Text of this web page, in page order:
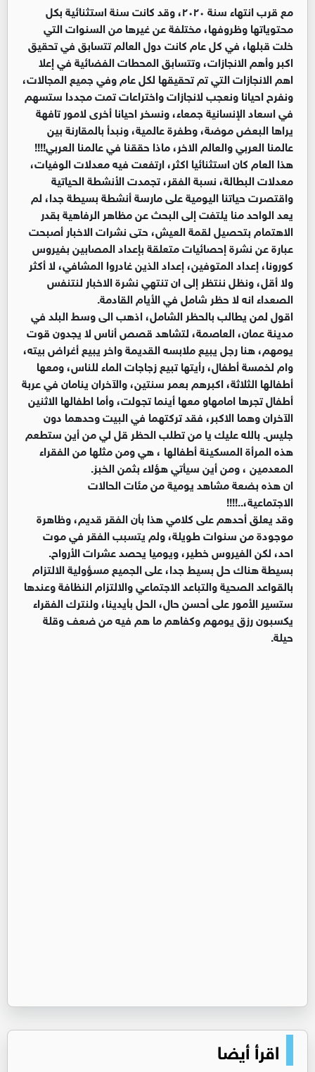
مع قرب انتهاء سنة ٢٠٢٠، وقد كانت سنة استثنائية بكل
محتوياتها وظروفها، مختلفة عن غيرها من السنوات التي
خلت قبلها، في كل عام كانت دول العالم تتسابق في تحقيق
اكبر وأهم الانجازات، وتتسابق المحطات الفضائية في إعلا
اهم الانجازات التي تم تحقيقها لكل عام وفي جميع المجالات،
ونفرح احيانا ونعجب لانجازات واختراعات تمت مجددا ستسهم
في اسعاد الإنسانية جمعاء، ونسخر احيانا أخرى لامور تافهة
يراها البعض موضة، وطفرة عالمية، ونبدأ بالمقارنة بين
عالمنا العربي والعالم الاخر، ماذا حققنا في عالمنا العربي!!!!
هذا العام كان استثنائيا اكثر، ارتفعت فيه معدلات الوفيات،
معدلات البطالة، نسبة الفقر، تجمدت الأنشطة الحياتية
واقتصرت حياتنا اليومية على مارسة أنشطة بسيطة جدا، لم
يعد الواحد منا يلتفت إلى البحث عن مظاهر الرفاهية بقدر
الاهتمام بتحصيل لقمة العيش، حتى نشرات الاخبار أصبحت
عبارة عن نشرة إحصائيات متعلقة بإعداد المصابين بفيروس
كورونا، إعداد المتوفين، إعداد الذين غادروا المشافي، لا أكثر
ولا أقل، ونظل ننتظر إلى ان تنتهي نشرة الاخبار لنتنفس
الصعداء انه لا حظر شامل في الأيام القادمة.
اقول لمن يطالب بالحظر الشامل، اذهب الى وسط البلد في
مدينة عمان، العاصمة، لتشاهد قصص أناس لا يجدون قوت
يومهم، هنا رجل يبيع ملابسه القديمة واخر يبيع أغراض بيته،
وام لخمسة أطفال، رأيتها تبيع زجاجات الماء للناس، ومعها
أطفالها الثلاثة، اكبرهم بعمر سنتين، والآخران ينامان في عربة
أطفال تجرها امامهاو معها أينما تجولت، وأما اطفالها الاثنين
الآخران وهما الاكبر، فقد تركتهما في البيت وحدهما دون
جليس. بالله عليك يا من تطلب الحظر قل لي من أين ستطعم
هذه المرأة المسكينة أطفالها ، هي ومن مثلها من الفقراء
المعدمين ، ومن أين سيأتي هؤلاء بثمن الخبز.
ان هذه بضعة مشاهد يومية من مئات الحالات
الاجتماعية،..!!!!
وقد يعلق أحدهم على كلامي هذا بأن الفقر قديم، وظاهرة
موجودة من سنوات طويلة، ولم يتسبب الفقر في موت
احد، لكن الفيروس خطير، ويوميا يحصد عشرات الأرواح.
بسيطة هناك حل بسيط جدا، على الجميع مسؤولية الالتزام
بالقواعد الصحية والتباعد الاجتماعي والالتزام النظافة وعندها
ستسير الأمور على أحسن حال، الحل بأيدينا، ولنترك الفقراء
يكسبون رزق يومهم وكفاهم ما هم فيه من ضعف وقلة
حيلة.
اقرأ أيضا